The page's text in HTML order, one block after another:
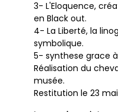
3- L'Eloquence,
en Black out.
4- La Liberté, la
symbolique.
5- synthese grace
Réalisation du
musée.
Restitution le 23